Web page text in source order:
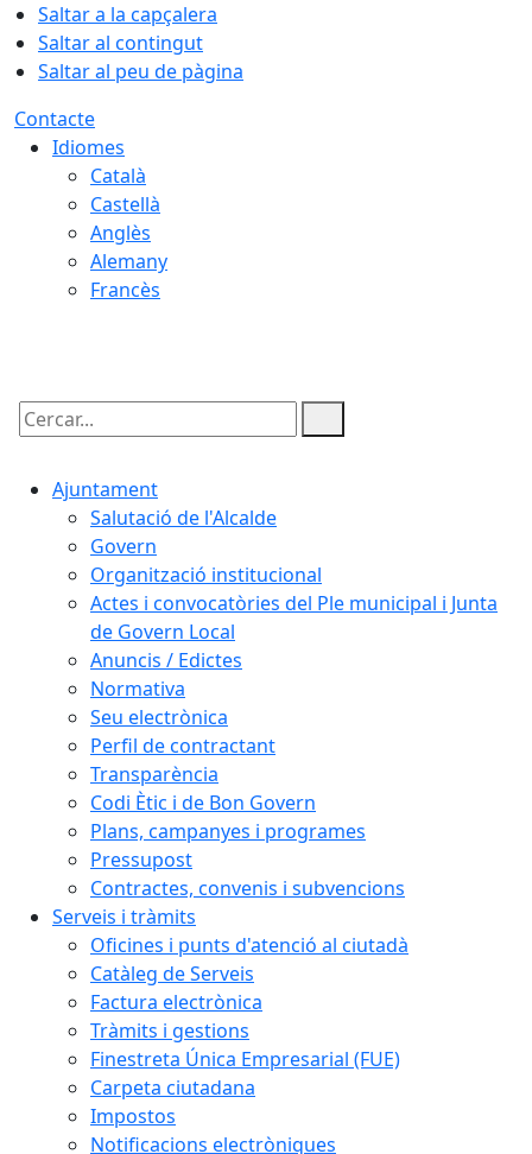
Saltar a la capçalera
Saltar al contingut
Saltar al peu de pàgina
Contacte
Idiomes
Català
Castellà
Anglès
Alemany
Francès
Cercar:
Ajuntament
Salutació de l'Alcalde
Govern
Organització institucional
Actes i convocatòries del Ple municipal i Junta
de Govern Local
Anuncis / Edictes
Normativa
Seu electrònica
Perfil de contractant
Transparència
Codi Ètic i de Bon Govern
Plans, campanyes i programes
Pressupost
Contractes, convenis i subvencions
Serveis i tràmits
Oficines i punts d'atenció al ciutadà
Catàleg de Serveis
Factura electrònica
Tràmits i gestions
Finestreta Única Empresarial (FUE)
Carpeta ciutadana
Impostos
Notificacions electròniques